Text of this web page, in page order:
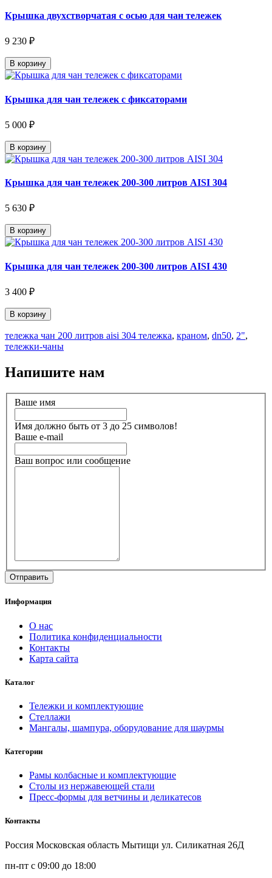
Крышка двухстворчатая с осью для чан тележек
9 230 ₽
В корзину
Крышка для чан тележек с фиксаторами
5 000 ₽
В корзину
Крышка для чан тележек 200-300 литров AISI 304
5 630 ₽
В корзину
Крышка для чан тележек 200-300 литров AISI 430
3 400 ₽
В корзину
тележка чан 200 литров aisi 304 тележка, краном, dn50, 2",
тележки-чаны
Напишите нам
Ваше имя
Имя должно быть от 3 до 25 символов!
Ваше e-mail
Ваш вопрос или сообщение
Информация
О нас
Политика конфиденциальности
Контакты
Карта сайта
Каталог
Тележки и комплектующие
Стеллажи
Мангалы, шампура, оборудование для шаурмы
Категории
Рамы колбасные и комплектующие
Столы из нержавеющей стали
Пресс-формы для ветчины и деликатесов
Контакты
Россия Московская область Мытищи ул. Силикатная 26Д
пн-пт с 09:00 до 18:00